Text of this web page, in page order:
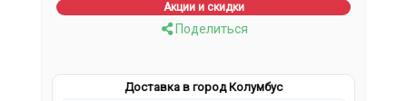
Акции и скидки
Поделиться
Доставка в город Колумбус